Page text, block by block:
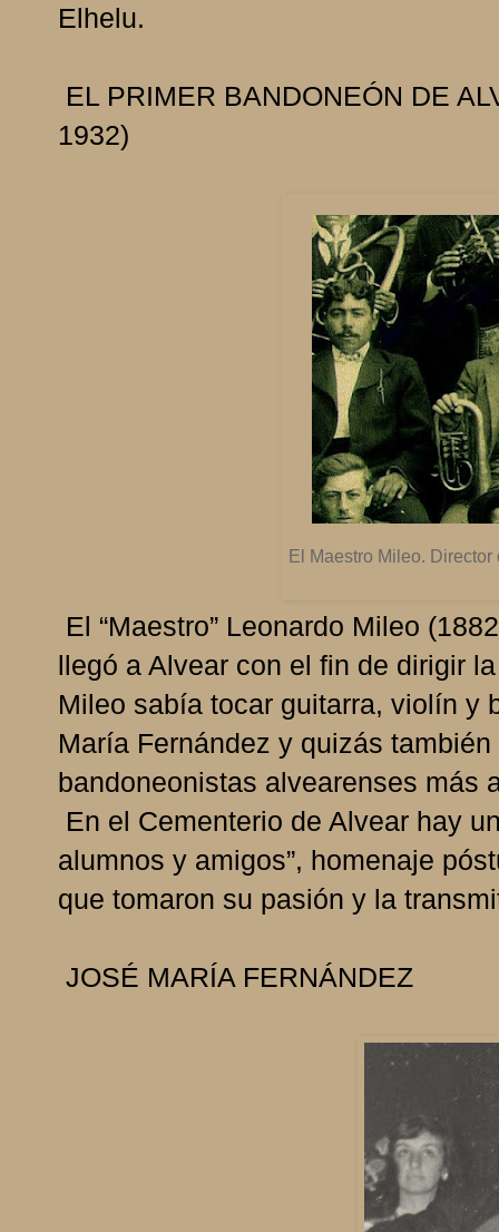
Elhelu.
EL PRIMER BANDONEÓN DE
1932)
El Maestro Mileo.
El “Maestro” Leonardo Mileo
llegó a Alvear con el fin de dirigir
Mileo sabía tocar guitarra, violín y
María Fernández y quizás
bandoneonistas alvearenses más
En el Cementerio de Alvear hay
alumnos y amigos”, homenaje
que tomaron su pasión y la
JOSÉ MARÍA FERNÁNDEZ